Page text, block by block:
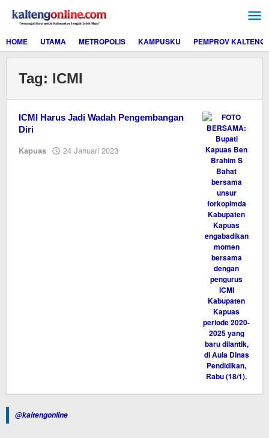
konten
HOME
UTAMA METROPOLIS KAMPUSKU PEMPROV KALTENG
Tag: ICMI
ICMI Harus Jadi Wadah Pengembangan
Diri
Kapuas 24 Januari 2023
@kaltengonline